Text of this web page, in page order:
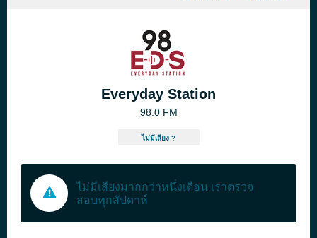
Everyday Station
98.0 FM
ไม่มีเสียง ?
ไม่มีเสียงมากกว่าหนึ่งเดือน เราตรวจ
สอบทุกสัปดาห์